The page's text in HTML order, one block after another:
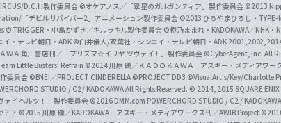
i
c
i
a
l
C
D.C.III製作委員会 ©オケアノス／「翠星のガルガンティア」製作委員会 ©2013
「デビルサバイバー2」アニメーション製作委員会 ©2013 ひろやまひろし・
© TRIGGER・中島かずき／キルラキル製作委員会 ©橙乃ままれ・KADOKAWA／NHK・
・テレビ朝日・ADK ©臼井儀人/双葉社・シンエイ・テレビ朝日・ADK
ＷＡ 角川書店刊／「プリズマ☆イリヤ ツヴァイ！」製作委員会 ©CyberAgent, Inc. All
Little Busters! Refrain ©2014 川原 礫／ＫＡＤＯＫＡＷＡ アスキー・メディアワー
委員会 ©BNEI／PROJECT CINDERELLA ©PROJECT DD3 ©VisualArt's/Key/Charlotte
STUDIO / C2 / KADOKAWA All Rights Reserved. © 2014, 2015 SQUARE
ァイ ヘルツ！」製作委員会 ©2016 DMM.com POWERCHORD STUDIO / C2 /
？？ ©2015 川原 礫／KADOKAWA アスキー・メディアワークス刊／AWIB Project